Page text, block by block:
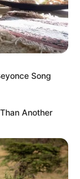
Song
Another